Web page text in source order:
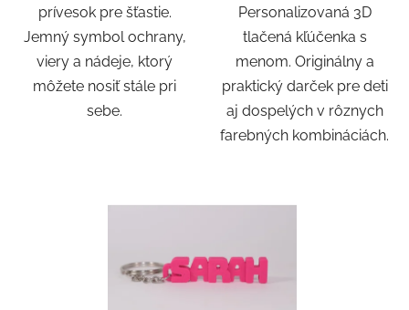
prívesok pre šťastie.
Jemný symbol ochrany,
viery a nádeje, ktorý
môžete nosiť stále pri
sebe.
Personalizovaná 3D
tlačená kľúčenka s
menom. Originálny a
praktický darček pre deti
aj dospelých v rôznych
farebných kombináciách.